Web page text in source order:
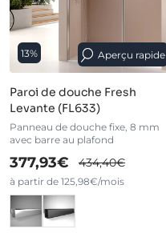
13% Aperçu rapide
Paroi de douche Fresh
Levante (FL633)
Panneau de douche fixe, 8 mm
avec barre au plafond
377,93€ 434,40€
à partir de 125,98€/mois